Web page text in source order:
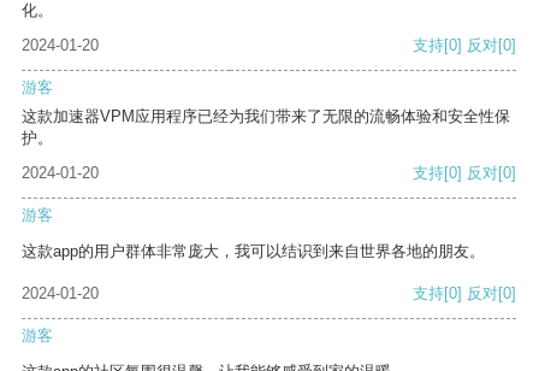
化。
2024-01-20
支持[0] 反对[0]
游客
这款加速器VPM应用程序已经为我们带来了无限的流畅体验和安全性保
护。
2024-01-20
支持[0] 反对[0]
游客
这款app的用户群体非常庞大，我可以结识到来自世界各地的朋友。
2024-01-20 支持[0] 反对[0]
游客